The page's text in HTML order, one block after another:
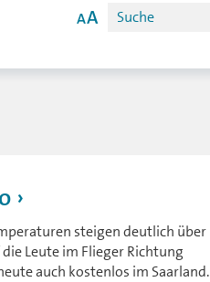
steigen deutlich über
Leute im Flieger Richtung
auch kostenlos im Saarland.